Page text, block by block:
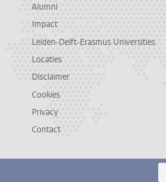
Alumni
Impact
Leiden-Delft-Erasmus Universities
Locaties
Disclaimer
Cookies
Privacy
Contact